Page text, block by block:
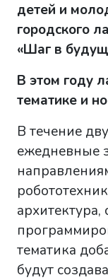
детей и
городского
«Шаг в
В этом году
тематике и
В течение
ежедневные
тематика
будут